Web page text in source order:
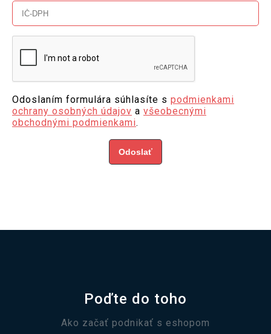
Odoslaním formulára súhlasíte s podmienkami
ochrany osobných údajov a všeobecnými
obchodnými podmienkami.
Odoslať
Poďte do toho
Ako začať podnikať s eshopom